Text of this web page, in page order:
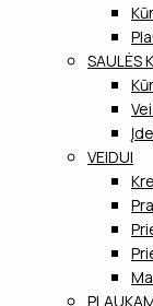
SAULĖS
VEIDUI